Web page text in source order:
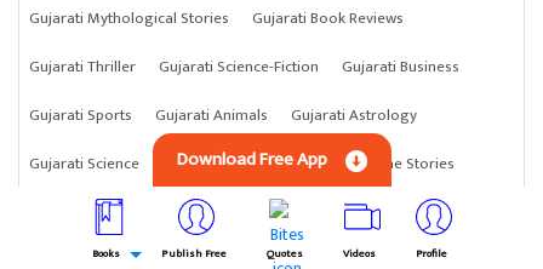
Gujarati Mythological Stories
Gujarati Book Reviews
Gujarati Thriller
Gujarati Science-Fiction
Gujarati Business
Gujarati Sports
Gujarati Animals
Gujarati Astrology
Gujarati Science
Gujarati Anything Gujarati Crime Stories
Download Free App
Books Publish Free Quotes Videos Profile